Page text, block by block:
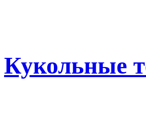
Кукольные